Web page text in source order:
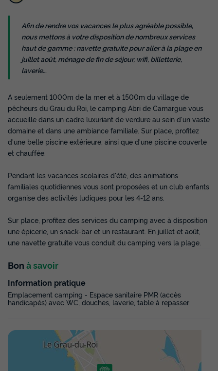
MOBILHOME 4 personnes - Mobil-home
Relax TV - 2 chambres - 4 personnes
Surface
22m²
Adultes
4
Salle de bain
1
Terrasse couverte
MOBILHOME 4 personnes - Mobil-home Relax TV - 2
chambres - 4 personnes
du 29/08/2026au05/09/2026
Modifier les dates
553 €
433,54 €
Prix de comparaison
-21%
d'économie
Voir les disponibilités
MOBILHOME 4 personnes - Grand
Méditerranéen Confort
Annulation gratuite
Afin de rendre vos vacances le plus agréable possible,
nous mettons à votre disposition de nombreux services
haut de gamme : navette gratuite pour aller à la plage en
juillet août, ménage de fin de séjour, wifi, billetterie,
laverie…
A seulement 1000m de la mer et à 1500m du village de
pêcheurs du Grau du Roi, le camping Abri de Camargue vous
accueille dans un cadre luxuriant de verdure au sein d'un vaste
domaine et dans une ambiance familiale. Sur place, profitez
d'une belle piscine extérieure, ainsi que d'une piscine couverte
et chauffée.
Pendant les vacances scolaires d'été, des animations
familiales quotidiennes vous sont proposées et un club enfants
organise des activités ludiques pour les 4-12 ans.
Sur place, profitez des services du camping avec à disposition
une épicerie, un snack-bar et un restaurant. En juillet et août,
une navette gratuite vous conduit du camping vers la plage.
Bon à savoir
Information pratique
Emplacement camping - Espace sanitaire PMR (accès
handicapés) avec WC, douches, laverie, table à repasser